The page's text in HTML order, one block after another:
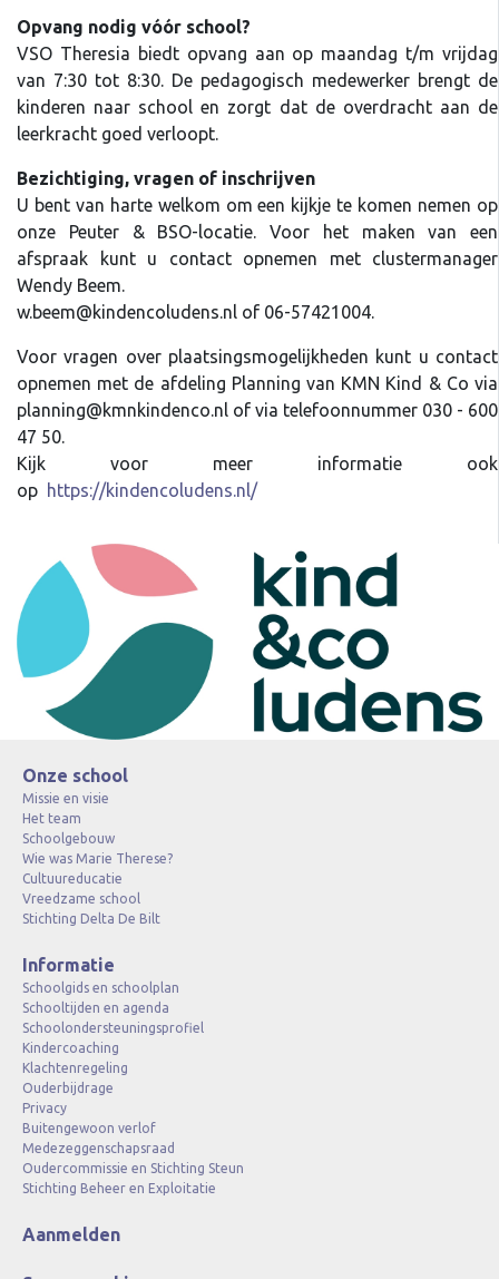
Opvang nodig vóór school?
VSO Theresia biedt opvang aan op maandag t/m vrijdag
van 7:30 tot 8:30. De pedagogisch medewerker brengt de
kinderen naar school en zorgt dat de overdracht aan de
leerkracht goed verloopt.
Bezichtiging, vragen of inschrijven
U bent van harte welkom om een kijkje te komen nemen op
onze Peuter & BSO-locatie. Voor het maken van een
afspraak kunt u contact opnemen met clustermanager
Wendy Beem.
w.beem@kindencoludens.nl of 06-57421004.
Voor vragen over plaatsingsmogelijkheden kunt u contact
opnemen met de afdeling Planning van KMN Kind & Co via
planning@kmnkindenco.nl of via telefoonnummer 030 - 600
47 50.
Kijk voor meer informatie ook
op https://kindencoludens.nl/
Onze school
Missie en visie
Het team
Schoolgebouw
Wie was Marie Therese?
Cultuureducatie
Vreedzame school
Stichting Delta De Bilt
Informatie
Schoolgids en schoolplan
Schooltijden en agenda
Schoolondersteuningsprofiel
Kindercoaching
Klachtenregeling
Ouderbijdrage
Privacy
Buitengewoon verlof
Medezeggenschapsraad
Oudercommissie en Stichting Steun
Stichting Beheer en Exploitatie
Aanmelden